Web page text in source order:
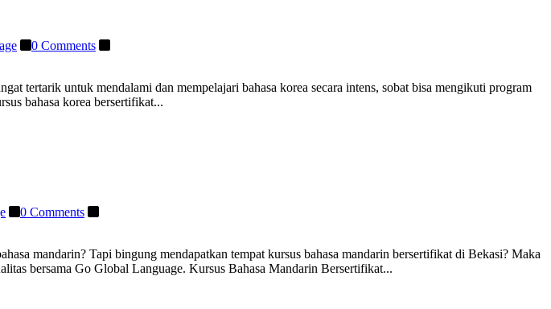
0 Comments
tertarik untuk mendalami dan mempelajari bahasa korea secara intens, sobat bisa mengikuti program
bahasa korea bersertifikat...
0 Comments
mandarin? Tapi bingung mendapatkan tempat kursus bahasa mandarin bersertifikat di Bekasi? Maka
bersama Go Global Language. Kursus Bahasa Mandarin Bersertifikat...